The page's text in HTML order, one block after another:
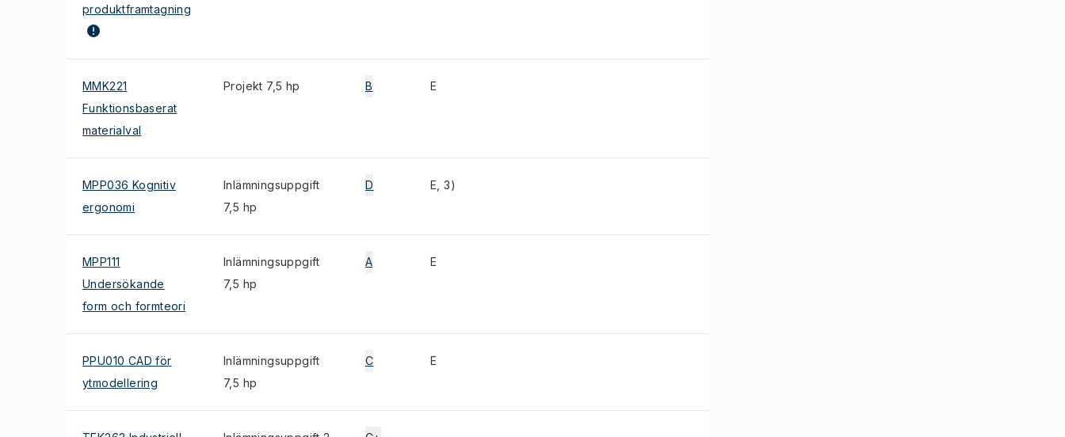
produktframtagning
MMK221
Funktionsbaserat
materialval
Projekt 7,5 hp B E
MPP036 Kognitiv
ergonomi
Inlämningsuppgift
7,5 hp
D E, 3)
MPP111
Undersökande
form och formteori
Inlämningsuppgift
7,5 hp
A E
PPU010 CAD för
ytmodellering
Inlämningsuppgift
7,5 hp
C E